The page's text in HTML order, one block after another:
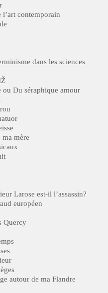
contemporain
dans les sciences
ou Du séraphique amour
mère
Larose est-il l’assassin?
européen
Quercy
autour de ma Flandre